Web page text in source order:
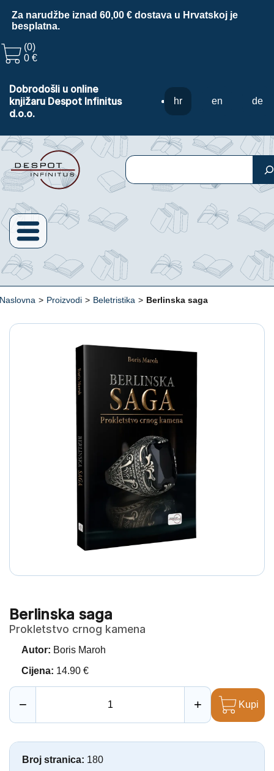
Za narudžbe iznad 60,00 € dostava u Hrvatskoj je
besplatna.
(0)
0 €
Dobrodošli u online
knjižaru Despot Infinitus
d.o.o.
hr en de
Pretraga
Naslovna > Proizvodi > Beletristika > Berlinska saga
Berlinska saga
Prokletstvo crnog kamena
Autor: Boris Maroh
Cijena: 14.90 €
− + Kupi
Broj stranica: 180